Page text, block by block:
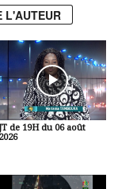
L'AUTEUR
JT de 19H du 06 août
2026